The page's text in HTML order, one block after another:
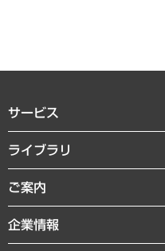
サービス
経営戦略
組織・人事戦略
デジタルイノベーション
ライブラリ
経済調査
レポート
コラム
ご案内
セミナー・イベント情報
MUFGビジネスセミナー
企業情報